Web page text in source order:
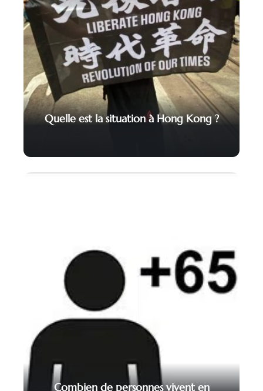
Quelle est la situation à Hong Kong ?
Combien de personnes vivent en